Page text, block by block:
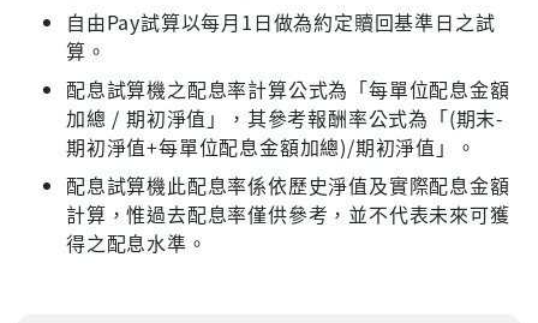
自由Pay試算以每月1日做為約定贖回基準日之試
算。
配息試算機之配息率計算公式為「每單位配息金額
加總 / 期初淨值」，其參考報酬率公式為「(期末-
期初淨值+每單位配息金額加總)/期初淨值」。
配息試算機此配息率係依歷史淨值及實際配息金額
計算，惟過去配息率僅供參考，並不代表未來可獲
得之配息水準。